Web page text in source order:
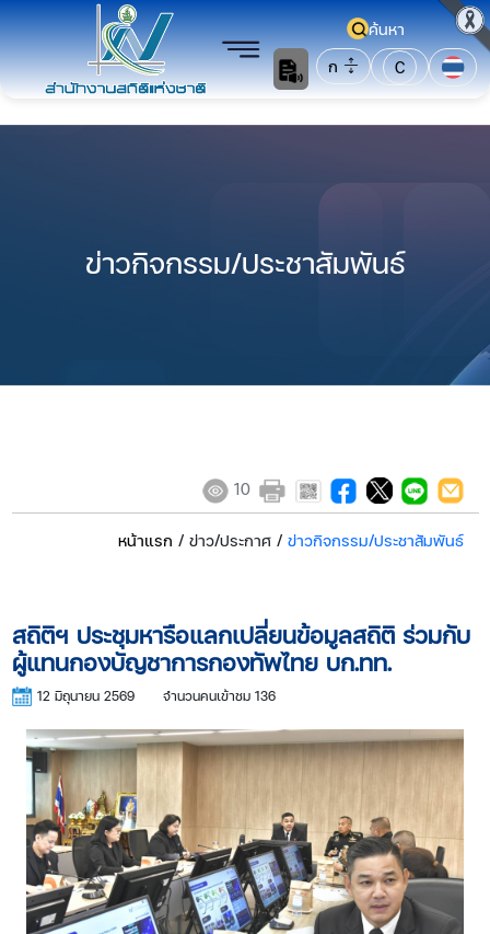
ค้นหา
ก
C
ข่าวกิจกรรม/ประชาสัมพันธ์
10
หน้าแรก / ข่าว/ประกาศ / ข่าวกิจกรรม/ประชาสัมพันธ์
สถิติฯ ประชุมหารือแลกเปลี่ยนข้อมูลสถิติ ร่วมกับ
ผู้แทนกองบัญชาการกองทัพไทย บก.ทท.
12 มิถุนายน 2569 จำนวนคนเข้าชม 136